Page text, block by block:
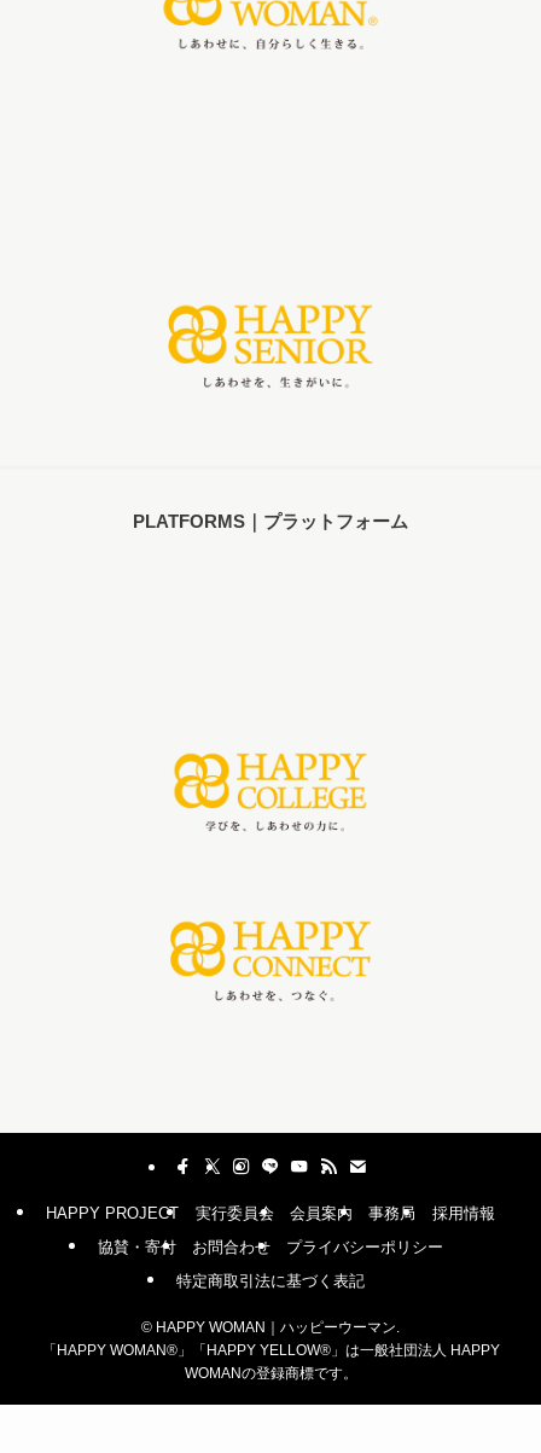
PLATFORMS｜プラットフォーム
HAPPY PROJECT 実行委員会 会員案内 事務局
採用情報
協賛・寄付
お問合わせ
プライバシーポリシー
特定商取引法に基づく表記
© HAPPY WOMAN｜ハッピーウーマン.
「HAPPY WOMAN®︎」「HAPPY YELLOW®︎」は一般社団法人 HAPPY
WOMANの登録商標です。